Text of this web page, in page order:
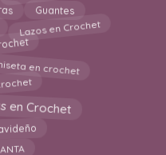
Guantes
Lazos en Crochet
en crochet
en Crochet